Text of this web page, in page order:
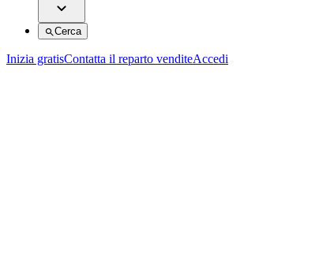
Cerca
Inizia gratisContatta il reparto venditeAccedi